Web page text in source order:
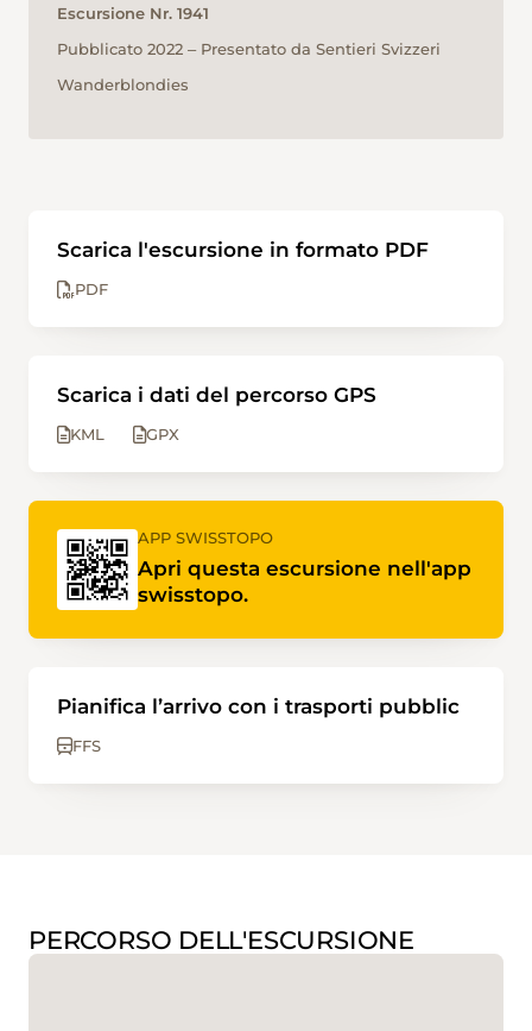
Escursione Nr. 1941
Pubblicato 2022 ‒ Presentato da Sentieri Svizzeri
Wanderblondies
Scarica l'escursione in formato PDF
PDF
Scarica i dati del percorso GPS
KML GPX
APP SWISSTOPO
Apri questa escursione nell'app
swisstopo.
Pianifica l’arrivo con i trasporti pubblic
FFS
PERCORSO DELL'ESCURSIONE